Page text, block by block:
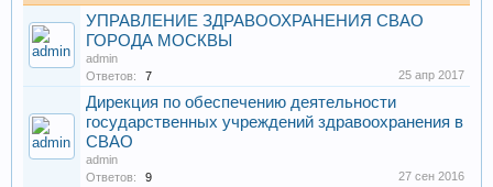
УПРАВЛЕНИЕ ЗДРАВООХРАНЕНИЯ СВАО
ГОРОДА МОСКВЫ
admin
Ответов:
7 25 апр 2017
Дирекция по обеспечению деятельности
государственных учреждений здравоохранения в
СВАО
admin
Ответов:
9 27 сен 2016